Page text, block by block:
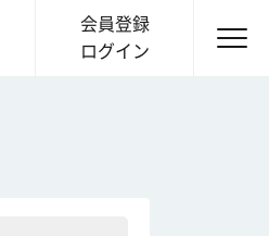
会員登録
ログイン